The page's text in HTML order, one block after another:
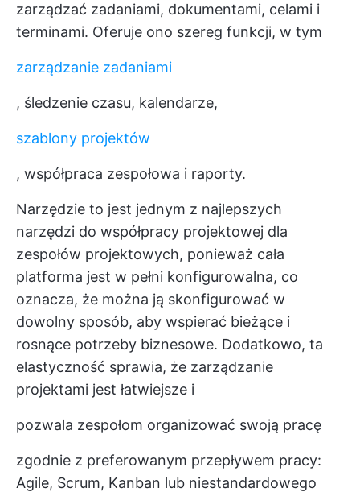
zarządzać zadaniami, dokumentami, celami i
terminami. Oferuje ono szereg funkcji, w tym
zarządzanie zadaniami
, śledzenie czasu, kalendarze,
szablony projektów
, współpraca zespołowa i raporty.
Narzędzie to jest jednym z najlepszych
narzędzi do współpracy projektowej dla
zespołów projektowych, ponieważ cała
platforma jest w pełni konfigurowalna, co
oznacza, że można ją skonfigurować w
dowolny sposób, aby wspierać bieżące i
rosnące potrzeby biznesowe. Dodatkowo, ta
elastyczność sprawia, że zarządzanie
projektami jest łatwiejsze i
pozwala zespołom organizować swoją pracę
zgodnie z preferowanym przepływem pracy:
Agile, Scrum, Kanban lub niestandardowego